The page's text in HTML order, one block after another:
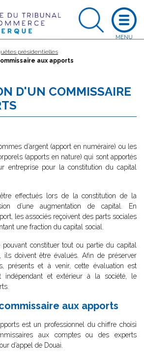
présidentielles
aux apports
D'UN COMMISSAIRE
d’argent (apport en numéraire) ou les
(apports en nature) qui sont apportés
entreprise pour la constitution du capital
être effectués lors de la constitution de la
d’une augmentation de capital. En
les associés reçoivent des parts sociales
une fraction du capital social.
pouvant constituer tout ou partie du capital
ils doivent être évalués. Afin de préserver
présents et à venir, cette évaluation est
indépendant et extérieur à la société, le
aux apports
est un professionnel du chiffre choisi
aux comptes ou des experts
d’appel de Douai.